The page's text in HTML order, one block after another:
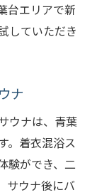
台エリアで新
していただき
ナ
ウナは、青葉
。着衣混浴ス
験ができ、二
サウナ後にバ